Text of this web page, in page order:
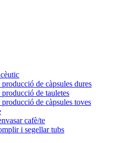
de càpsules dures
de tauletes
de càpsules toves
cafè/te
i segellar tubs